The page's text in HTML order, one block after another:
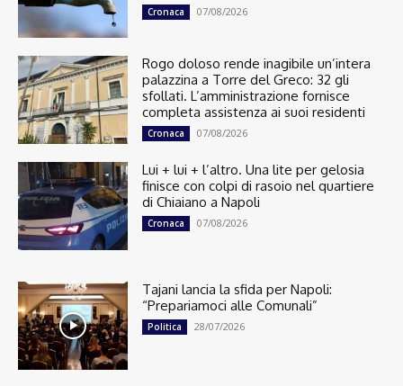
Cronaca 07/08/2026
Rogo doloso rende inagibile un’intera
palazzina a Torre del Greco: 32 gli
sfollati. L’amministrazione fornisce
completa assistenza ai suoi residenti
Cronaca 07/08/2026
Lui + lui + l’altro. Una lite per gelosia
finisce con colpi di rasoio nel quartiere
di Chiaiano a Napoli
Cronaca 07/08/2026
Tajani lancia la sfida per Napoli:
“Prepariamoci alle Comunali”
Politica 28/07/2026